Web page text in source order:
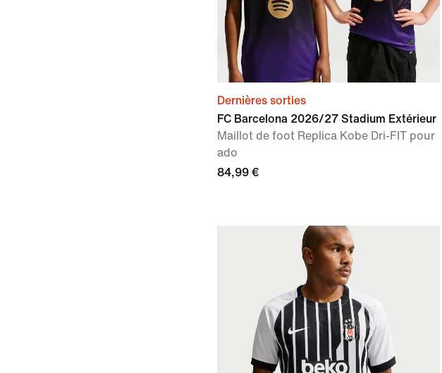
Dernières sorties
FC Barcelona 2026/27 Stadium Extérieur
Maillot de foot Replica Kobe Dri-FIT pour
ado
84,99 €